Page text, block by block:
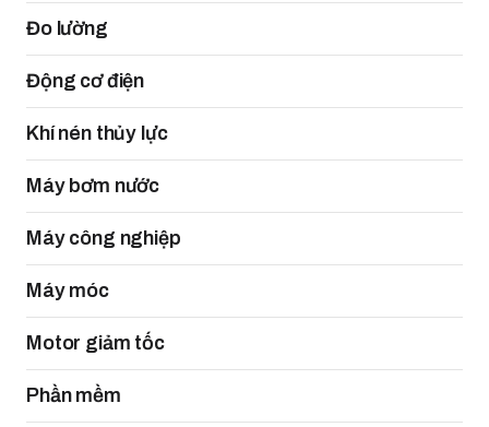
Đo lường
Động cơ điện
Khí nén thủy lực
Máy bơm nước
Máy công nghiệp
Máy móc
Motor giảm tốc
Phần mềm